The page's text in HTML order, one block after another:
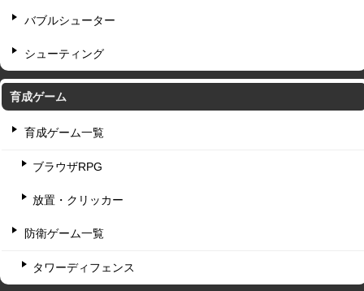
バブルシューター
シューティング
育成ゲーム
育成ゲーム一覧
ブラウザRPG
放置・クリッカー
防衛ゲーム一覧
タワーディフェンス